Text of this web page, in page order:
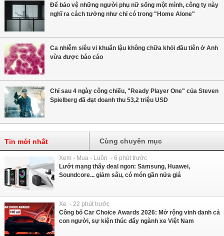
Để bảo vệ những người phụ nữ sống một mình, công ty này
nghĩ ra cách tưởng như chỉ có trong "Home Alone"
Ca nhiễm siêu vi khuẩn lậu không chữa khỏi đầu tiên ở Anh
vừa được báo cáo
Chỉ sau 4 ngày công chiếu, "Ready Player One" của Steven
Spielberg đã đạt doanh thu 53,2 triệu USD
Tin mới nhất Cùng chuyên mục
Xem - Mua - Luôn - 6 phút trước
Lướt mạng thấy deal ngon: Samsung, Huawei,
Soundcore... giảm sâu, có món gần nửa giá
Xe - 22 phút trước
Công bố Car Choice Awards 2026: Mở rộng vinh danh cả
con người, sự kiện thúc đẩy ngành xe Việt Nam